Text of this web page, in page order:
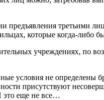
предъявления третьими
которые когда-либо
учреждениях, по
условия не определены
присутствуют
это еще не все…